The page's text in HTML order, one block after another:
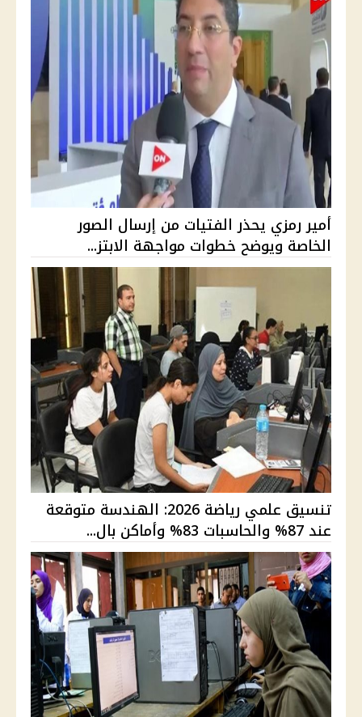
أمير رمزي يحذر الفتيات من إرسال الصور
الخاصة ويوضح خطوات مواجهة الابتز...
تنسيق علمي رياضة 2026: الهندسة متوقعة
عند 87% والحاسبات 83% وأماكن بال...